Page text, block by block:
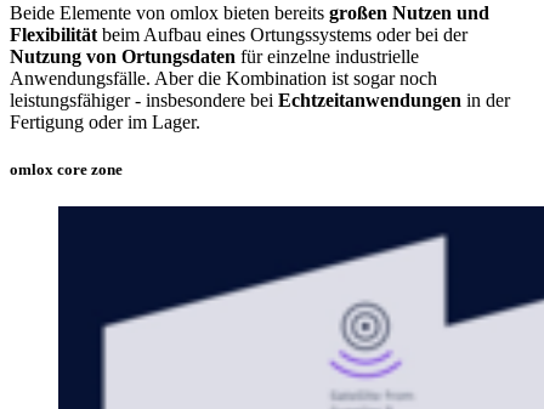
Beide Elemente von omlox bieten bereits großen Nutzen und
Flexibilität beim Aufbau eines Ortungssystems oder bei der
Nutzung von Ortungsdaten für einzelne industrielle
Anwendungsfälle. Aber die Kombination ist sogar noch
leistungsfähiger - insbesondere bei Echtzeitanwendungen in der
Fertigung oder im Lager.
omlox core zone